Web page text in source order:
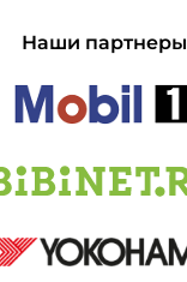
Наши партнеры